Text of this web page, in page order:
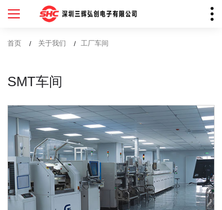
首页 关于我们 工厂车间
SMT车间